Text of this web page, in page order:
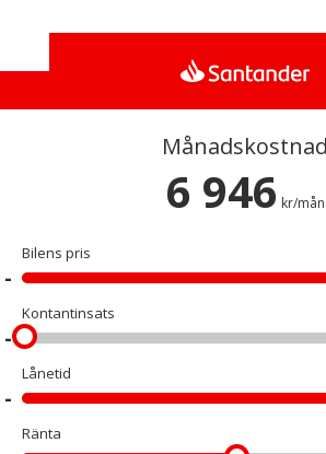
Månadskostnad
6 946 kr/mån
Bilens pris
Kontantinsats
Lånetid
Ränta